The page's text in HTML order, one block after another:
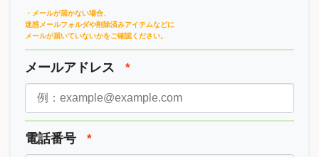
・メールが届かない場合、
迷惑メールフォルダや削除済みアイテムなどに
メールが届いていないかをご確認ください。
メールアドレス *
電話番号 *